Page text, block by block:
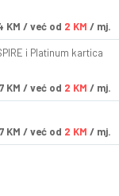
KM / već od 2 KM / mj.
i Platinum kartica
KM / već od 2 KM / mj.
KM / već od 2 KM / mj.